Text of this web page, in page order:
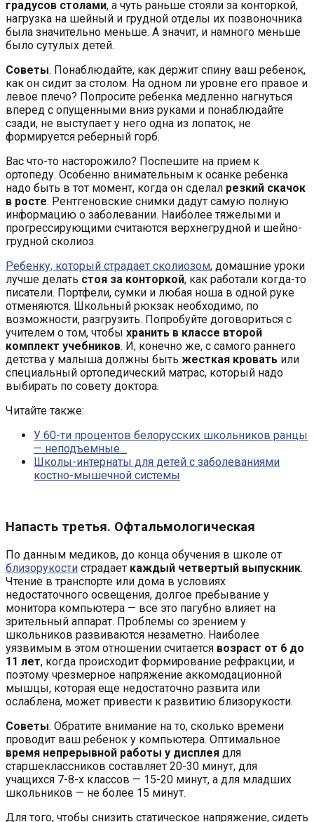
градусов столами, а чуть раньше стояли за конторкой,
нагрузка на шейный и грудной отделы их позвоночника
была значительно меньше. А значит, и намного меньше
было сутулых детей.
Советы. Понаблюдайте, как держит спину ваш ребенок,
как он сидит за столом. На одном ли уровне его правое и
левое плечо? Попросите ребенка медленно нагнуться
вперед с опущенными вниз руками и понаблюдайте
сзади, не выступает у него одна из лопаток, не
формируется реберный горб.
Вас что-то насторожило? Поспешите на прием к
ортопеду. Особенно внимательным к осанке ребенка
надо быть в тот момент, когда он сделал резкий скачок
в росте. Рентгеновские снимки дадут самую полную
информацию о заболевании. Наиболее тяжелыми и
прогрессирующими считаются верхнегрудной и шейно-
грудной сколиоз.
Ребенку, который страдает сколиозом, домашние уроки
лучше делать стоя за конторкой, как работали когда-то
писатели. Портфели, сумки и любая ноша в одной руке
отменяются. Школьный рюкзак необходимо, по
возможности, разгрузить. Попробуйте договориться с
учителем о том, чтобы хранить в классе второй
комплект учебников. И, конечно же, с самого раннего
детства у малыша должны быть жесткая кровать или
специальный ортопедический матрас, который надо
выбирать по совету доктора.
Читайте также:
У 60-ти процентов белорусских школьников ранцы
— неподъемные…
Школы-интернаты для детей с заболеваниями
костно-мышечной системы
Напасть третья. Офтальмологическая
По данным медиков, до конца обучения в школе от
близорукости страдает каждый четвертый выпускник.
Чтение в транспорте или дома в условиях
недостаточного освещения, долгое пребывание у
монитора компьютера — все это пагубно влияет на
зрительный аппарат. Проблемы со зрением у
школьников развиваются незаметно. Наиболее
уязвимым в этом отношении считается возраст от 6 до
11 лет, когда происходит формирование рефракции, и
поэтому чрезмерное напряжение аккомодационной
мышцы, которая еще недостаточно развита или
ослаблена, может привести к развитию близорукости.
Советы. Обратите внимание на то, сколько времени
проводит ваш ребенок у компьютера. Оптимальное
время непрерывной работы у дисплея для
старшеклассников составляет 20-30 минут, для
учащихся 7-8-х классов — 15-20 минут, а для младших
школьников — не более 15 минут.
Для того, чтобы снизить статическое напряжение, сидеть